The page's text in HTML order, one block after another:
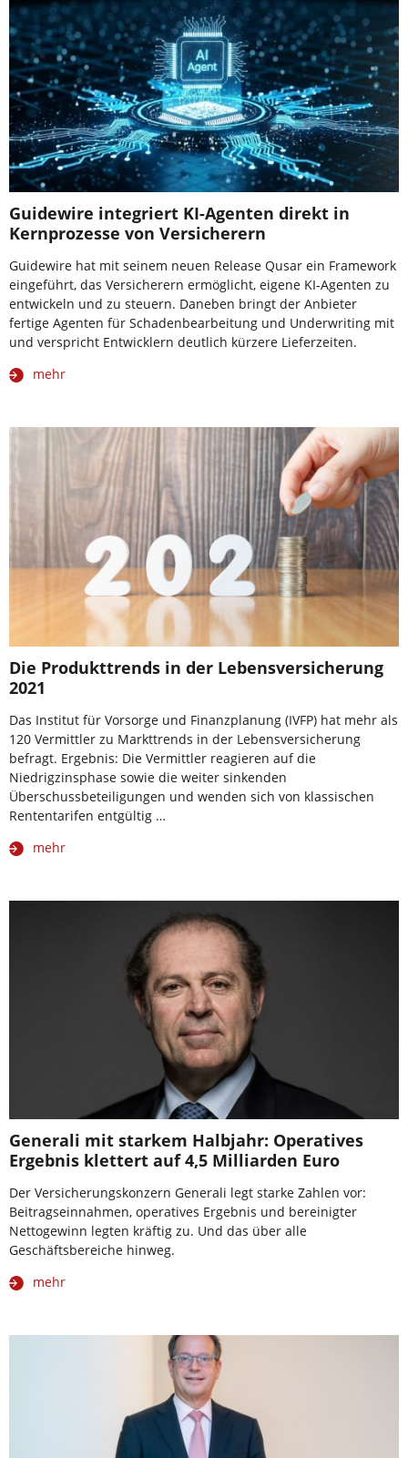
Guidewire integriert KI-Agenten direkt in
Kernprozesse von Versicherern
Guidewire hat mit seinem neuen Release Qusar ein Framework
eingeführt, das Versicherern ermöglicht, eigene KI-Agenten zu
entwickeln und zu steuern. Daneben bringt der Anbieter
fertige Agenten für Schadenbearbeitung und Underwriting mit
und verspricht Entwicklern deutlich kürzere Lieferzeiten.
mehr
Die Produkttrends in der Lebensversicherung
2021
Das Institut für Vorsorge und Finanzplanung (IVFP) hat mehr als
120 Vermittler zu Markttrends in der Lebensversicherung
befragt. Ergebnis: Die Vermittler reagieren auf die
Niedrigzinsphase sowie die weiter sinkenden
Überschussbeteiligungen und wenden sich von klassischen
Rententarifen entgültig …
mehr
Generali mit starkem Halbjahr: Operatives
Ergebnis klettert auf 4,5 Milliarden Euro
Der Versicherungskonzern Generali legt starke Zahlen vor:
Beitragseinnahmen, operatives Ergebnis und bereinigter
Nettogewinn legten kräftig zu. Und das über alle
Geschäftsbereiche hinweg.
mehr